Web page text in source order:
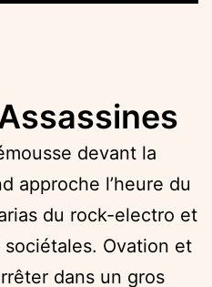
devant la
approche l’heure du
du rock-electro et
Ovation et
dans un gros